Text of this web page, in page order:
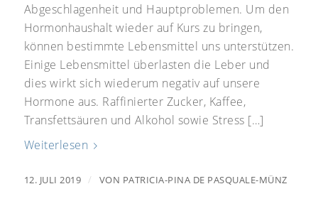
Abgeschlagenheit und Hauptproblemen. Um den
Hormonhaushalt wieder auf Kurs zu bringen,
können bestimmte Lebensmittel uns unterstützen.
Einige Lebensmittel überlasten die Leber und
dies wirkt sich wiederum negativ auf unsere
Hormone aus. Raffinierter Zucker, Kaffee,
Transfettsäuren und Alkohol sowie Stress […]
Weiterlesen
12. JULI 2019 / VON PATRICIA-PINA DE PASQUALE-MÜNZ